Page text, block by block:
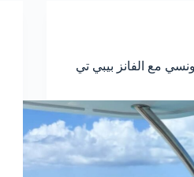
مع الفانز بيبي تي